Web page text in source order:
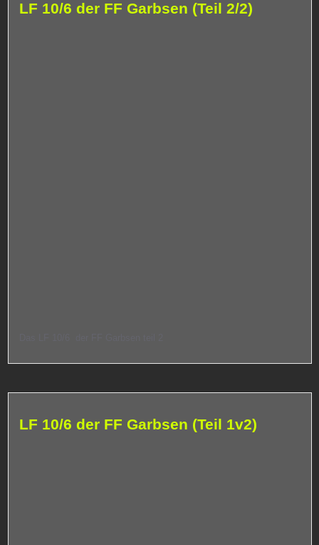
LF 10/6 der FF Garbsen (Teil 2/2)
LF 10/6 der FF Garbsen (Teil 1v2)